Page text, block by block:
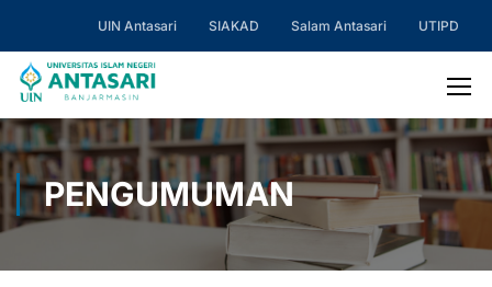
UIN Antasari SIAKAD Salam Antasari UTIPD
PENGUMUMAN